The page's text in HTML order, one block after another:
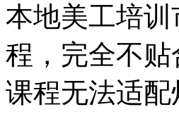
本地美工培
程，完全不
课程无法适